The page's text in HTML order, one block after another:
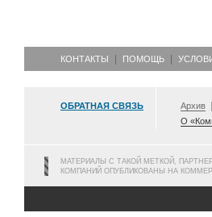
КОНТАКТЫ ПОМОЩЬ
ОБРАТНАЯ СВЯЗЬ Архив
О
МАТЕРИАЛЫ С ТАКОЙ МЕТКОЙ,
КОМПАНИЙ ОПУБЛИКОВАНЫ НА